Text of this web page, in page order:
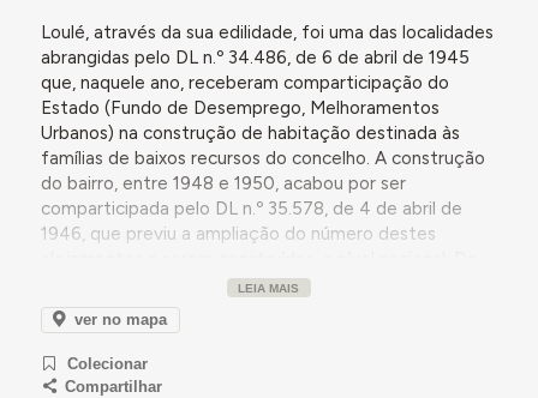
Loulé, através da sua edilidade, foi uma das localidades
abrangidas pelo DL n.º 34.486, de 6 de abril de 1945
que, naquele ano, receberam comparticipação do
Estado (Fundo de Desemprego, Melhoramentos
Urbanos) na construção de habitação destinada às
famílias de baixos recursos do concelho. A construção
do bairro, entre 1948 e 1950, acabou por ser
comparticipada pelo DL n.º 35.578, de 4 de abril de
1946, que previu a ampliação do número destes
autoria do arquiteto louletano Manuel Maria Laginha,
com projeto de urbanização do engenheiro civil
Alberto da Silveira Ramos, esta foi a primeira iniciativa
municipal no âmbito da Habitação Social. Ao abrigo do
programa de Casas para Famílias Pobres, Manuel
LEIA MAIS
ver no mapa
Colecionar
Compartilhar